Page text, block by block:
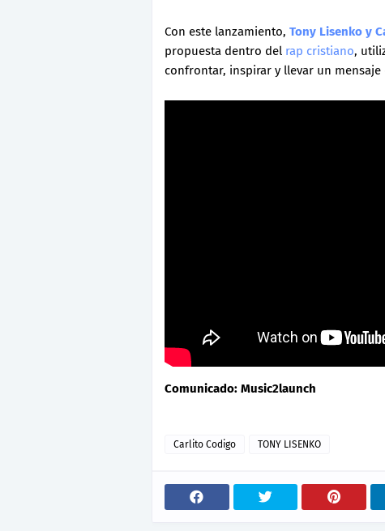
Con este lanzamiento, Tony Lisenko y
propuesta dentro del rap cristiano,
confrontar, inspirar y llevar un
Comunicado: Music2launch
Carlito Codigo TONY LISENKO